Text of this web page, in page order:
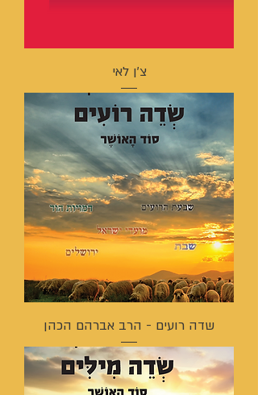
צ'ן לאי
שדה רועים - הרב אברהם הכהן